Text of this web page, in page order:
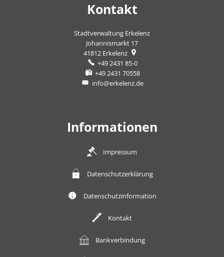
Kontakt
Stadtverwaltung Erkelenz
Johannismarkt 17
41812 Erkelenz
+49 2431 85-0
+49 2431 70558
info@erkelenz.de
Informationen
Impressum
Datenschutzerklärung
Datenschutzinformation
Kontakt
Bankverbindung